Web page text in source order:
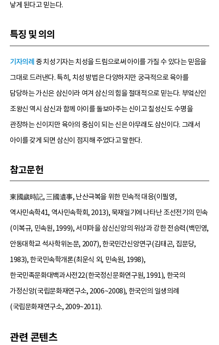
낳게 된다고 믿는다.
특징 및 의의
기자의례 중 치성기자는 치성을 드림으로써 아이를 가질 수 있다는 믿음을
그대로 드러낸다. 특히, 치성 방법은 다양하지만 궁극적으로 육아를
담당하는 가신은 삼신이라 여겨 삼신의 힘을 절대적으로 믿는다. 부엌신인
조왕신 역시 삼신과 함께 아이를 돌보아주는 신이고 칠성신도 수명을
관장하는 신이지만 육아의 중심이 되는 신은 아무래도 삼신이다. 그래서
아이를 갖게 되면 삼신이 점지해 주었다고 말한다.
참고문헌
東國歲時記, 三國遺事, 난산극복을 위한 민속적 대응(이필영,
역사민속학41, 역사민속학회, 2013), 묵재일기에 나타난 조선전기의 민속
(이복규, 민속원, 1999), 서미마을 삼신신앙의 위상과 강한 전승력(백민영,
안동대학교 석사학위논문, 2007), 한국민간신앙연구(김태곤, 집문당,
1983), 한국민속학개론(최운식 외, 민속원, 1998),
한국민족문화대백과사전22(한국정신문화연구원, 1991), 한국의
가정신앙(국립문화재연구소, 2006~2008), 한국인의 일생의례
(국립문화재연구소, 2009~2011).
관련 콘텐츠